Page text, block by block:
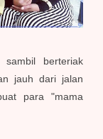
berteriak
jauh dari jalan
para "mama